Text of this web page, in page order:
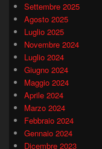
Settembre 2025
Agosto 2025
Luglio 2025
Novembre 2024
Luglio 2024
Giugno 2024
Maggio 2024
Aprile 2024
Marzo 2024
Febbraio 2024
Gennaio 2024
Dicembre 2023